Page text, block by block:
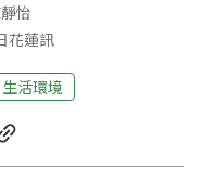
怡
花蓮訊
生活環境